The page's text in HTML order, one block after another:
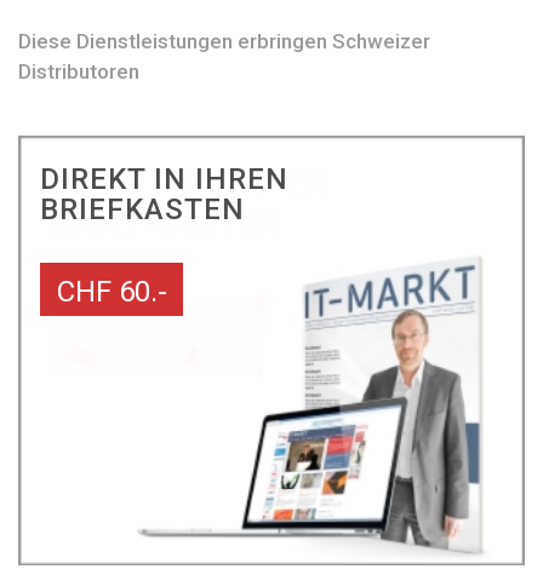
Diese Dienstleistungen erbringen Schweizer
Distributoren
DIREKT IN IHREN
BRIEFKASTEN
CHF 60.-